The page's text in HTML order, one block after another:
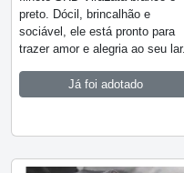
preto. Dócil, brincalhão e
sociável, ele está pronto para
trazer amor e alegria ao seu lar.
Já foi adotado